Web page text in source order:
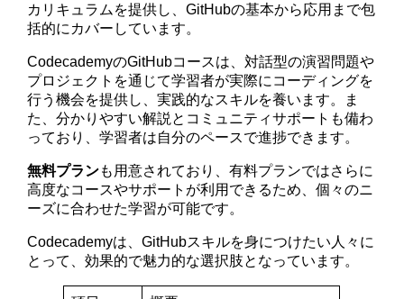
カリキュラムを提供し、GitHubの基本から応用まで包
括的にカバーしています。
CodecademyのGitHubコースは、対話型の演習問題や
プロジェクトを通じて学習者が実際にコーディングを
行う機会を提供し、実践的なスキルを養います。ま
た、分かりやすい解説とコミュニティサポートも備わ
っており、学習者は自分のペースで進捗できます。
無料プランも用意されており、有料プランではさらに
高度なコースやサポートが利用できるため、個々のニ
ーズに合わせた学習が可能です。
Codecademyは、GitHubスキルを身につけたい人々に
とって、効果的で魅力的な選択肢となっています。